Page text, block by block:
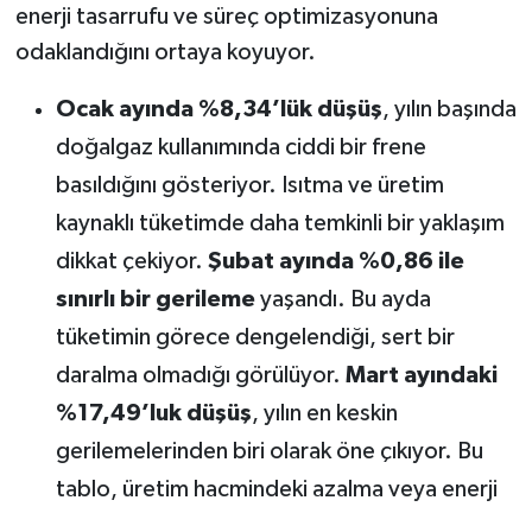
enerji tasarrufu ve süreç optimizasyonuna
odaklandığını ortaya koyuyor.
Ocak ayında %8,34’lük düşüş, yılın başında
doğalgaz kullanımında ciddi bir frene
basıldığını gösteriyor. Isıtma ve üretim
kaynaklı tüketimde daha temkinli bir yaklaşım
dikkat çekiyor. Şubat ayında %0,86 ile
sınırlı bir gerilemeyaşandı. Bu ayda
tüketimin görece dengelendiği, sert bir
daralma olmadığı görülüyor. Mart ayındaki
%17,49’luk düşüş, yılın en keskin
gerilemelerinden biri olarak öne çıkıyor. Bu
tablo, üretim hacmindeki azalma veya enerji